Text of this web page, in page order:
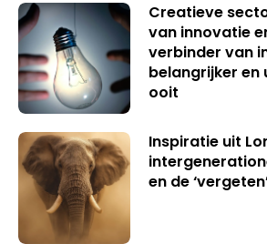
Creatieve
van innovatie
verbinder van
belangrijker en
ooit
Inspiratie uit
en de